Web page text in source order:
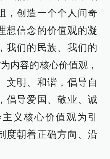
，创造一个个人间奇
想信念的价值观的凝
我们的民族、我们的
内容的核心价值观，
文明、和谐，倡导自
倡导爱国、敬业、诚
义核心价值观为引
度朝着正确方向、沿